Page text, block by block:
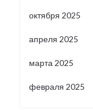
октября 2025
апреля 2025
марта 2025
февраля 2025